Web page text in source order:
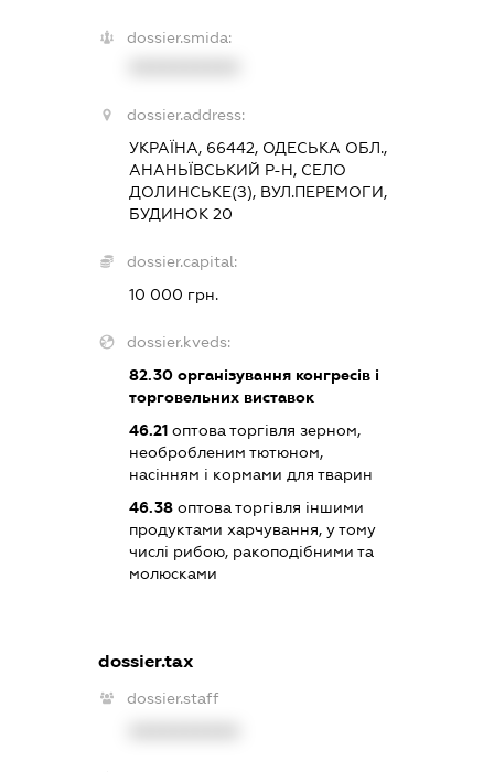
dossier.smida:
dossier.address:
УКРАЇНА, 66442, ОДЕСЬКА ОБЛ.,
АНАНЬЇВСЬКИЙ Р-Н, СЕЛО
ДОЛИНСЬКЕ(З), ВУЛ.ПЕРЕМОГИ,
БУДИНОК 20
dossier.capital:
10 000 грн.
dossier.kveds:
82.30організування конгресів і
торговельних виставок
46.21оптова торгівля зерном,
необробленим тютюном,
насінням і кормами для тварин
46.38оптова торгівля іншими
продуктами харчування, у тому
числі рибою, ракоподібними та
молюсками
dossier.tax
dossier.staff